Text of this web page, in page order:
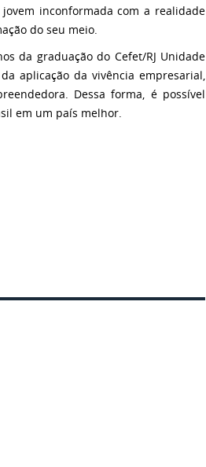
inconformada com a realidade
do seu meio.
da graduação do Cefet/RJ Unidade
aplicação da vivência empresarial,
Dessa forma, é possível
em um país melhor.